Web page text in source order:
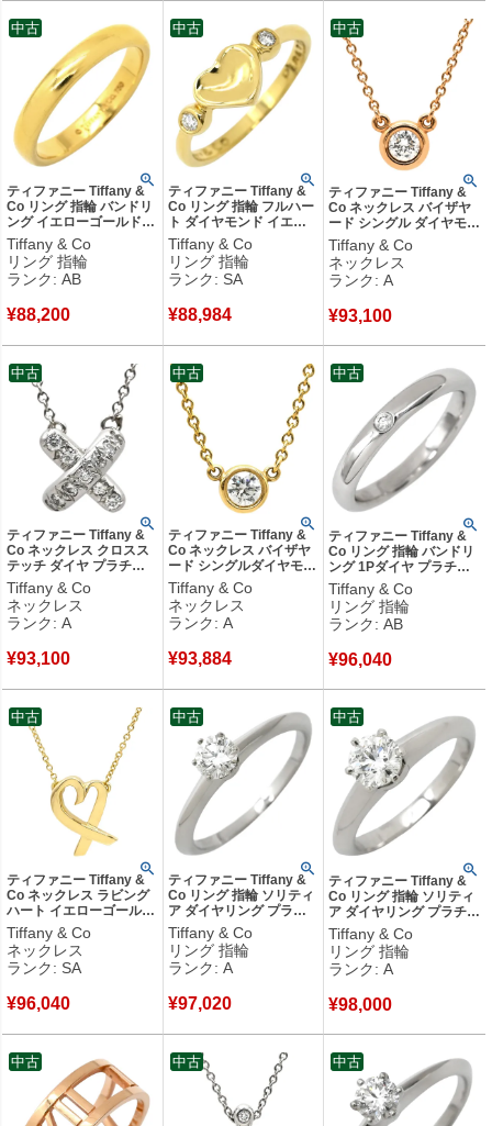
ティファニー Tiffany &
Co リング 指輪 バンドリ
ング イエローゴールド T
＆Co. 18K 750 YG 甲丸
シンプル 8.5号 【中古】
中古品
Tiffany & Co
リング 指輪
ランク: AB
¥88,200
中古
ティファニー Tiffany &
Co リング 指輪 フルハー
ト ダイヤモンド イエロ
ーゴールド T＆Co.
Au750 18K エルサ ペレ
ッティ 2P 2石 2粒 10号
【中古】新品同様品
Tiffany & Co
リング 指輪
ランク: SA
¥88,984
中古
ティファニー Tiffany &
Co ネックレス バイザヤ
ード シングル ダイヤモン
ド ピンクゴールド T&Co.
ペレッティ 750 ローズゴ
ールド 【中古】中古美品
Tiffany & Co
ネックレス
ランク: A
¥93,100
中古
ティファニー Tiffany &
Co ネックレス クロスス
テッチ ダイヤ プラチナ
シルバー PT950 プラチ
ナ クロス X ペンダント
【中古】中古美品
Tiffany & Co
ネックレス
ランク: A
¥93,100
中古
ティファニー Tiffany &
Co ネックレス バイザヤ
ード シングルダイヤモン
ド ペンダント イエロー
ゴールド 18K AU750 YG
1P 1粒 エルサペレッティ
【中古】中古美品
Tiffany & Co
ネックレス
ランク: A
¥93,884
中古
ティファニー Tiffany &
Co リング 指輪 バンドリ
ング 1Pダイヤ プラチナ
シルバー T＆Co. プラチ
ナ 甲丸 シンプル 10号
【中古】中古品
Tiffany & Co
リング 指輪
ランク: AB
¥96,040
中古
ティファニー Tiffany &
Co ネックレス ラビング
ハート イエローゴールド
18K 750 YG T&Co. パロ
マピカソ 【中古】新品同
様品
Tiffany & Co
ネックレス
ランク: SA
¥96,040
中古
ティファニー Tiffany &
Co リング 指輪 ソリティ
ア ダイヤリング プラチ
ナシルバー T＆Co. 一粒
1P 立爪 VS1 0.32ct プラ
チナ950 11.5号 【中古】
中古美品
Tiffany & Co
リング 指輪
ランク: A
¥97,020
中古
ティファニー Tiffany &
Co リング 指輪 ソリティ
ア ダイヤリング プラチナ
シルバー T＆Co. 一粒 1P
立爪 0.39ct プラチナ950
4号 【箱】 【中古】中古
美品
Tiffany & Co
リング 指輪
ランク: A
¥98,000
中古
中古 中古 中古